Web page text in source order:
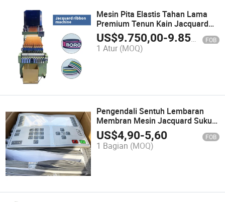
Mesin Pita Elastis Tahan Lama
Premium Tenun Kain Jacquard
Sempit
US$9.750,00-9.850,00 FOB
1 Atur (MOQ)
Pengendali Sentuh Lembaran
Membran Mesin Jacquard Suku
Cadang Tenun Loom Bnas 500
US$4,90-5,60 FOB
1 Bagian (MOQ)